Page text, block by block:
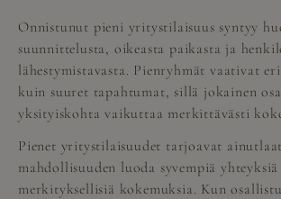
Onnistunut pieni yritystilaisuus syntyy
suunnittelusta, oikeasta paikasta ja
lähestymistavasta. Pienryhmät vaativat
kuin suuret tapahtumat, sillä jokainen
yksityiskohta vaikuttaa merkittävästi
Pienet yritystilaisuudet tarjoavat
mahdollisuuden luoda syvempiä
merkityksellisiä kokemuksia. Kun